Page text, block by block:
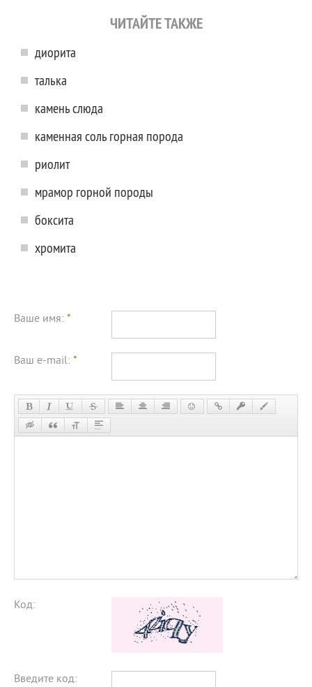
ЧИТАЙТЕ ТАКЖЕ
диорита
талька
камень слюда
каменная соль горная порода
риолит
мрамор горной породы
боксита
хромита
Ваше имя: *
Ваш e-mail: *
Код:
Введите код: